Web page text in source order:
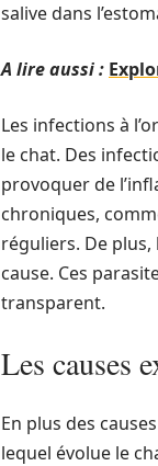
salive dans
A lire aussi :
Les infections à
le chat. Des
provoquer de
chroniques,
réguliers. De
cause. Ces
transparent.
Les causes
En plus des
lequel évolue le